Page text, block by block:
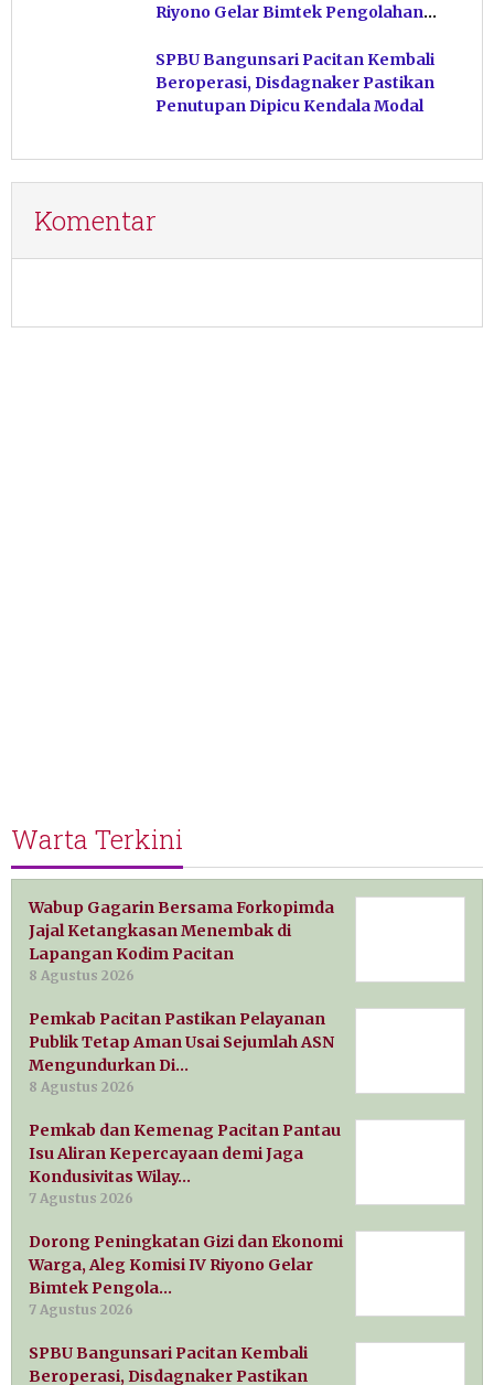
Riyono Gelar Bimtek Pengolahan
SPBU Bangunsari Pacitan Kembali
Beroperasi, Disdagnaker Pastikan
Penutupan Dipicu Kendala Modal
Komentar
Warta Terkini
Wabup Gagarin Bersama Forkopimda
Jajal Ketangkasan Menembak di
Lapangan Kodim Pacitan
8 Agustus 2026
Pemkab Pacitan Pastikan Pelayanan
Publik Tetap Aman Usai Sejumlah ASN
Mengundurkan Di…
8 Agustus 2026
Pemkab dan Kemenag Pacitan Pantau
Isu Aliran Kepercayaan demi Jaga
Kondusivitas Wilay…
7 Agustus 2026
Dorong Peningkatan Gizi dan Ekonomi
Warga, Aleg Komisi IV Riyono Gelar
Bimtek Pengola…
7 Agustus 2026
SPBU Bangunsari Pacitan Kembali
Beroperasi, Disdagnaker Pastikan